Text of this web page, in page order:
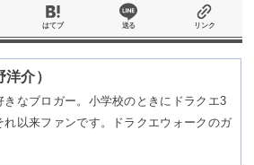
はてブ 送る リンク
介）
きなブロガー。小学校のときにドラクエ3
れ以来ファンです。ドラクエウォークのガ